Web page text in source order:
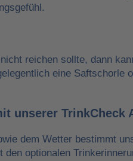
reichen sollte, dann
eine Saftschorle
unserer TrinkCheck
dem Wetter bestimmt
optionalen